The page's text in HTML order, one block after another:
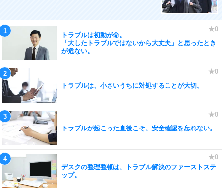
トラブルは初動が命。
「大したトラブルではないから大丈夫」と思ったとき
が危ない。
トラブルは、小さいうちに対処することが大切。
トラブルが起こった直後こそ、安全確認を忘れない。
デスクの整理整頓は、トラブル解決のファーストステ
ップ。